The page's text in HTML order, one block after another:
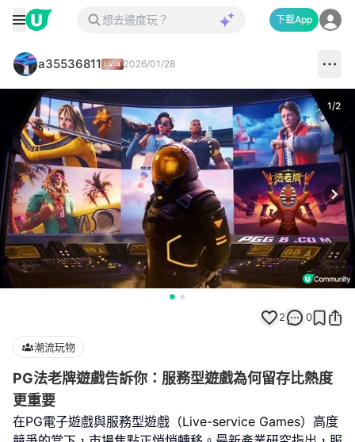
下載App
a35536811 2026/01/28
1/2
2 0
潮流玩物
PG法老牌遊戲告訴你：服務型遊戲為何留存比熱度
更重要
在PG電子遊戲與服務型遊戲（Live-service Games）高度